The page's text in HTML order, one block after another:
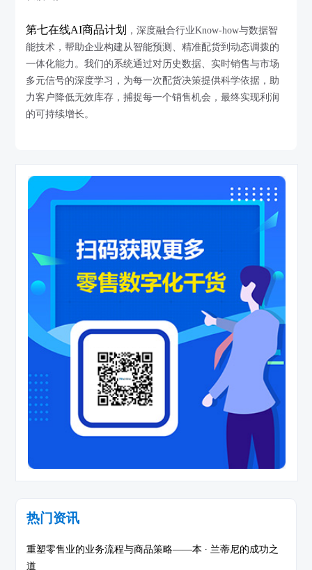
第七在线AI商品计划
，深度融合行业Know-how与数据智
能技术，帮助企业构建从智能预测、精准配货到动态调拨的
一体化能力。我们的系统通过对历史数据、实时销售与市场
多元信号的深度学习，为每一次配货决策提供科学依据，助
力客户降低无效库存，捕捉每一个销售机会，最终实现利润
的可持续增长。
热门资讯
重塑零售业的业务流程与商品策略——本 ∙ 兰蒂尼的成功之
道